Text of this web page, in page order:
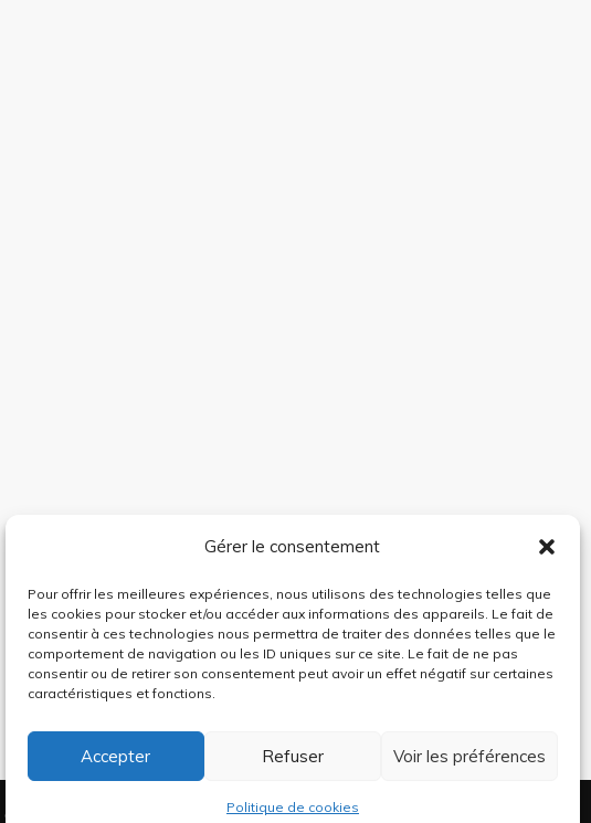
Gérer le consentement
Pour offrir les meilleures expériences, nous utilisons des technologies telles que
les cookies pour stocker et/ou accéder aux informations des appareils. Le fait de
consentir à ces technologies nous permettra de traiter des données telles que le
comportement de navigation ou les ID uniques sur ce site. Le fait de ne pas
consentir ou de retirer son consentement peut avoir un effet négatif sur certaines
caractéristiques et fonctions.
Accepter Refuser Voir les préférences
Politique de cookies
Creativ Themes